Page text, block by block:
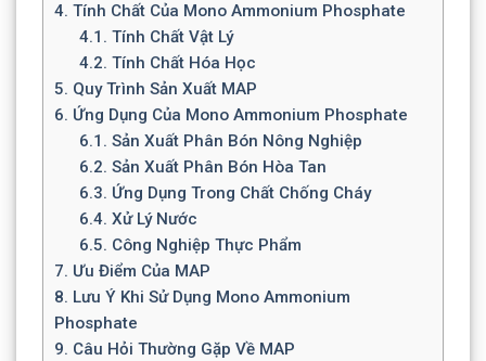
4. Tính Chất Của Mono Ammonium Phosphate
4.1. Tính Chất Vật Lý
4.2. Tính Chất Hóa Học
5. Quy Trình Sản Xuất MAP
6. Ứng Dụng Của Mono Ammonium Phosphate
6.1. Sản Xuất Phân Bón Nông Nghiệp
6.2. Sản Xuất Phân Bón Hòa Tan
6.3. Ứng Dụng Trong Chất Chống Cháy
6.4. Xử Lý Nước
6.5. Công Nghiệp Thực Phẩm
7. Ưu Điểm Của MAP
8. Lưu Ý Khi Sử Dụng Mono Ammonium
Phosphate
9. Câu Hỏi Thường Gặp Về MAP